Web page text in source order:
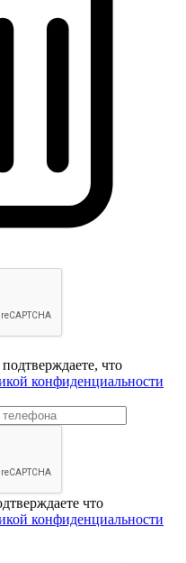
что
конфиденциальности
что
конфиденциальности